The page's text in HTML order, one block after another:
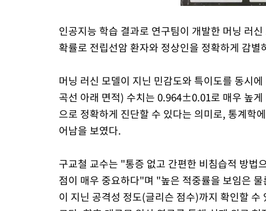
인공지능 학습 결과로 연구팀이 개발한 머닝 러
확률로 전립선암 환자와 정상인을 정확하게 감별
머닝 러신 모델이 지닌 민감도와 특이도를 동시
곡선 아래 면적) 수치는 0.964±0.01로 매우 높
으로 정확하게 진단할 수 있다는 의미로, 통계학
어남을 보였다.
구교철 교수는 "통증 없고 간편한 비침습적 방법
점이 매우 중요하다"며 "높은 적중률을 보임은
이 지닌 공격성 정도(글리슨 점수)까지 확인할